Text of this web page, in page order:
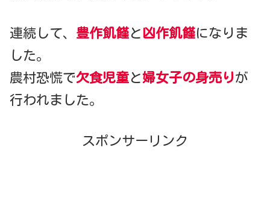
連続して、 豊作飢饉と 凶作飢饉になりま
した。
農村恐慌で欠食児童と婦女子の身売りが
行われました。
スポンサーリンク